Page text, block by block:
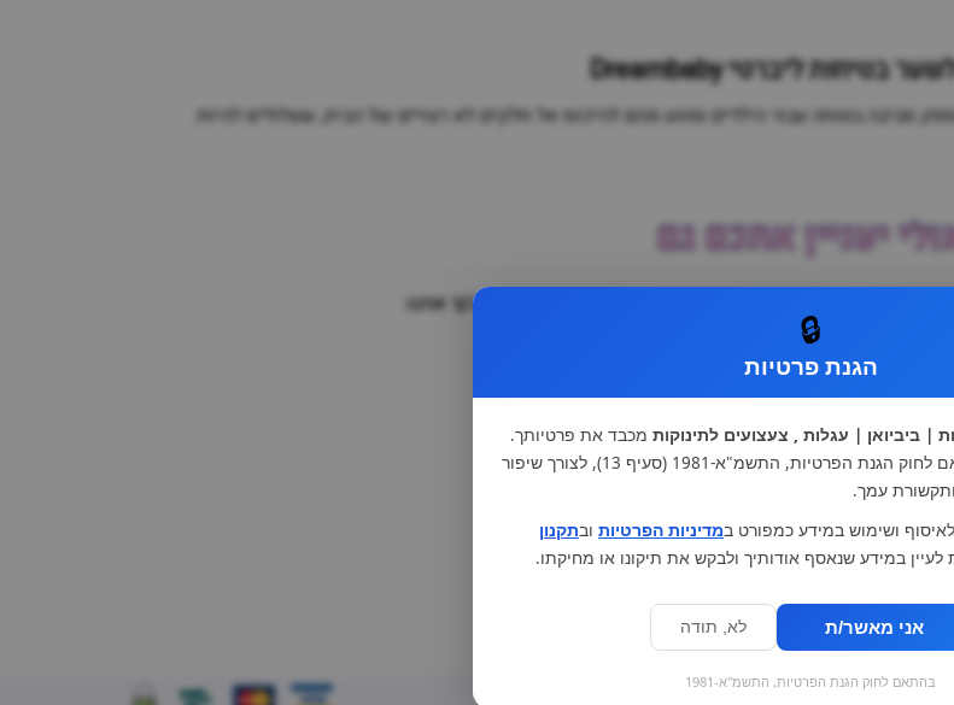
בטוחה עבור הילדים ומונע מהם להיכנס אל חלקים לא רצויים של הבית, שעלולים להיות
יעניין אתכם גם
כיסא בטיחות ואביזרים
מצעים למיטת תינוק וטקסטיל
על גלגלים
כסאות אוכל
מוזמנים לבקר אותנו:
🔒
הגנת פרטיות
| ביביואן | עגלות , צעצועים לתינוקות מכבד את פרטיותך.
אנו אוספים מידע בהתאם לחוק הגנת הפרטיות, התשמ"א-1981 (סעיף 13), לצורך שיפור
עמך.
ושימוש במידע כמפורט במדיניות הפרטיות ובתקנון
במידע שנאסף אודותיך ולבקש את תיקונו או מחיקתו.
אני מאשר/ת לא, תודה
בהתאם לחוק הגנת הפרטיות, התשמ"א-1981